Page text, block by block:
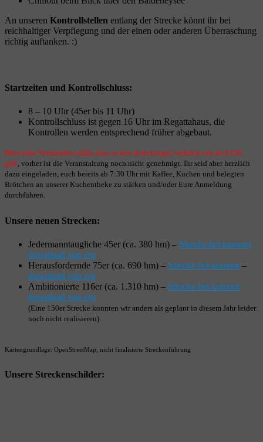
An unseren Kontrollstellen entlang der Strecke könnt ihr bei
reichhaltiger Verpflegung und der einen oder anderen Überraschung
richtig auftanken. :)
Startzeiten und Kontrollschluss:
8 – 10 Uhr (45er bis 11 Uhr)
Kontrollschluss ist gegen 16 Uhr im Regattahaus, die
Kontrollen werden entsprechend früher abgebaut.
Bitte habt Verständnis dafür, dass es den Startstempel wirklich erst ab 8 Uhr
gibt , vorher ist die Veranstaltung noch nicht genehmigt. Ihr seid aber herzlich
dazu eingeladen, euch bereits ab 7:30 Uhr mit Kaffee, Kuchen und belegten
Brötchen an unserer Kuchentheke zu stärken und/oder Eure Anmeldung
durchführen.
Unsere neuen Strecken:
Jedermanntaugliche 45er (ca. 380 hm) – Strecke bei komoot –
download von erg
Herausfordernde 75er (ca. 690 hm) – Strecke bei komoot –
download von erg
Ambitionierte 116er (ca. 1.310 hm) – Strecke bei komoot –
download von erg
(Eine 150er Strecke konnten wir anders als geplant in diesem Jahr leider
noch nicht realisieren)
Kartengrundlage: OpenStreetMap, nicht finalisierte Streckenführung
Unsere Streckenschilder: